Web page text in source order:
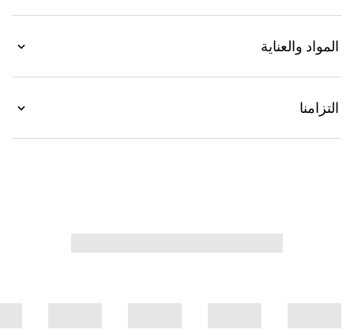
المواد والعناية
التزامنا